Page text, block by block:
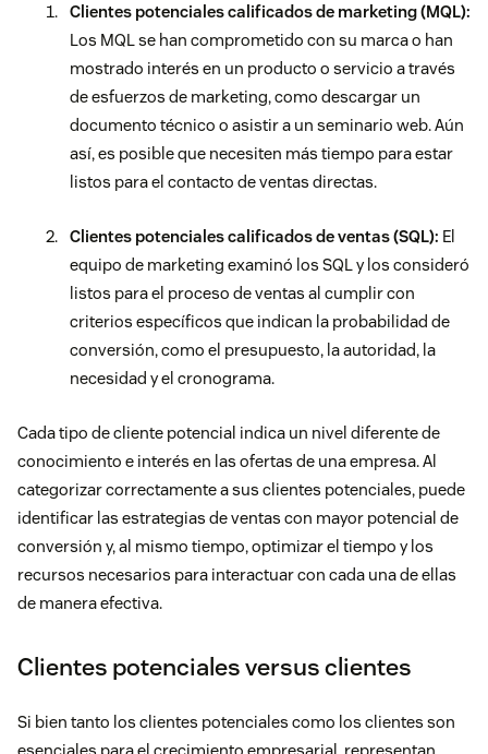
Clientes potenciales calificados de marketing (MQL):
Los MQL se han comprometido con su marca o han
mostrado interés en un producto o servicio a través
de esfuerzos de marketing, como descargar un
documento técnico o asistir a un seminario web. Aún
así, es posible que necesiten más tiempo para estar
listos para el contacto de ventas directas.
Clientes potenciales calificados de ventas (SQL): El
equipo de marketing examinó los SQL y los consideró
listos para el proceso de ventas al cumplir con
criterios específicos que indican la probabilidad de
conversión, como el presupuesto, la autoridad, la
necesidad y el cronograma.
Cada tipo de cliente potencial indica un nivel diferente de
conocimiento e interés en las ofertas de una empresa. Al
categorizar correctamente a sus clientes potenciales, puede
identificar las estrategias de ventas con mayor potencial de
conversión y, al mismo tiempo, optimizar el tiempo y los
recursos necesarios para interactuar con cada una de ellas
de manera efectiva.
Clientes potenciales versus clientes
Si bien tanto los clientes potenciales como los clientes son